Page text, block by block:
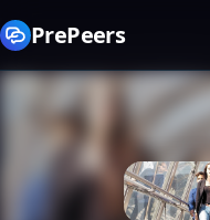
PrePeers